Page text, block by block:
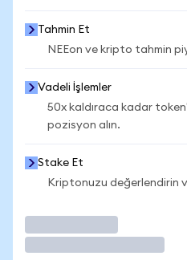
Tahmin Et
NEEon ve kripto tahmin
Vadeli İşlemler
50x kaldıraca kadar
pozisyon alın.
Stake Et
Kriptonuzu değerlendirin